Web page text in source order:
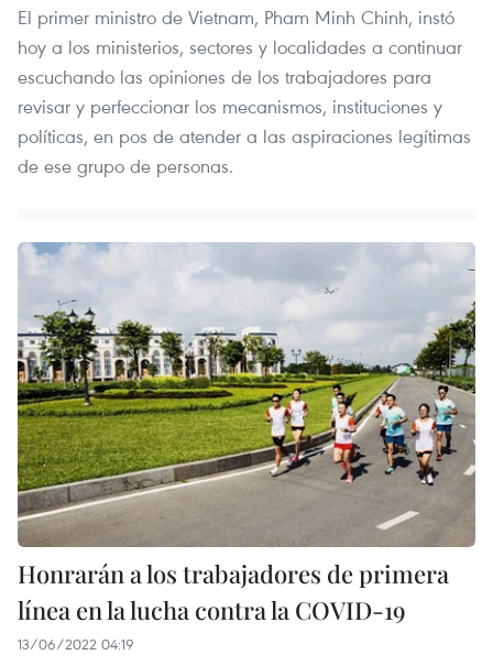
El primer ministro de Vietnam, Pham Minh Chinh, instó
hoy a los ministerios, sectores y localidades a continuar
escuchando las opiniones de los trabajadores para
revisar y perfeccionar los mecanismos, instituciones y
políticas, en pos de atender a las aspiraciones legítimas
de ese grupo de personas.
Honrarán a los trabajadores de primera
línea en la lucha contra la COVID-19
13/06/2022 04:19